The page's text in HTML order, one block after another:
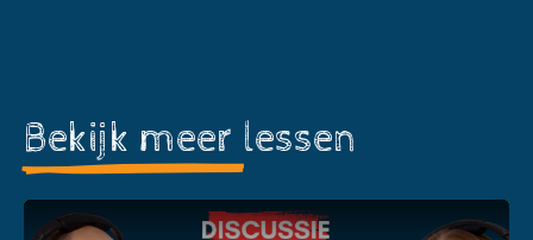
Bekijk meer lessen